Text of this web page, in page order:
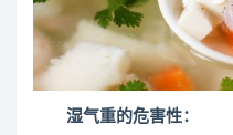
湿气重的危害性：